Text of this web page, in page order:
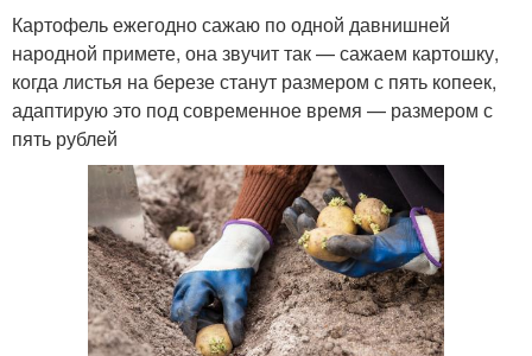
Картофель ежегодно сажаю по одной давнишней
народной примете, она звучит так — сажаем картошку,
когда листья на березе станут размером с пять копеек,
адаптирую это под современное время — размером с
пять рублей